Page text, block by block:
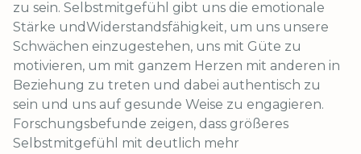
zu sein. Selbstmitgefühl gibt uns die emotionale
Stärke undWiderstandsfähigkeit, um uns unsere
Schwächen einzugestehen, uns mit Güte zu
motivieren, um mit ganzem Herzen mit anderen in
Beziehung zu treten und dabei authentisch zu
sein und uns auf gesunde Weise zu engagieren.
Forschungsbefunde zeigen, dass größeres
Selbstmitgefühl mit deutlich mehr